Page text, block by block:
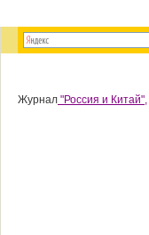
Журнал "Россия и Китай",